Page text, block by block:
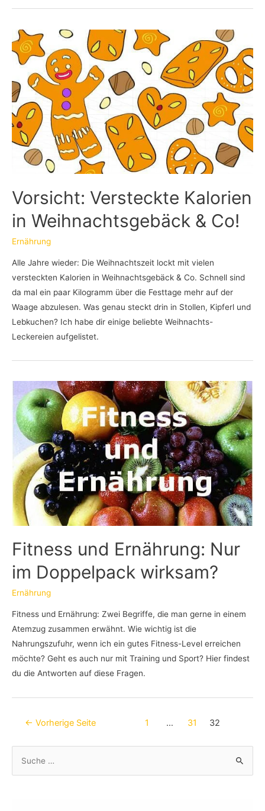
Vorsicht: Versteckte Kalorien
in Weihnachtsgebäck & Co!
Ernährung
Alle Jahre wieder: Die Weihnachtszeit lockt mit vielen
versteckten Kalorien in Weihnachtsgebäck & Co. Schnell sind
da mal ein paar Kilogramm über die Festtage mehr auf der
Waage abzulesen. Was genau steckt drin in Stollen, Kipferl und
Lebkuchen? Ich habe dir einige beliebte Weihnachts-
Leckereien aufgelistet.
Fitness und Ernährung: Nur
im Doppelpack wirksam?
Ernährung
Fitness und Ernährung: Zwei Begriffe, die man gerne in einem
Atemzug zusammen erwähnt. Wie wichtig ist die
Nahrungszufuhr, wenn ich ein gutes Fitness-Level erreichen
möchte? Geht es auch nur mit Training und Sport? Hier findest
du die Antworten auf diese Fragen.
Beitragsnavigation
← Vorherige Seite 1 … 31 32